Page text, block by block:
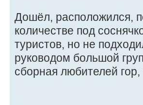
Дошёл, расположился,
количестве под
туристов, но не
руководом большой
сборная любителей